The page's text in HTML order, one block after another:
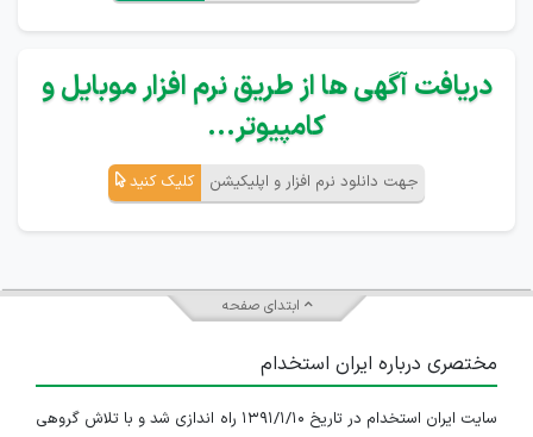
دریافت آگهی ها از طریق نرم افزار موبایل و
کامپیوتر...
جهت دانلود نرم افزار و اپلیکیشن کلیک کنید
ابتدای صفحه
مختصری درباره ایران استخدام
سایت ایران استخدام در تاریخ ۱۳۹۱/۱/۱۰ راه اندازی شد و با تلاش گروهی